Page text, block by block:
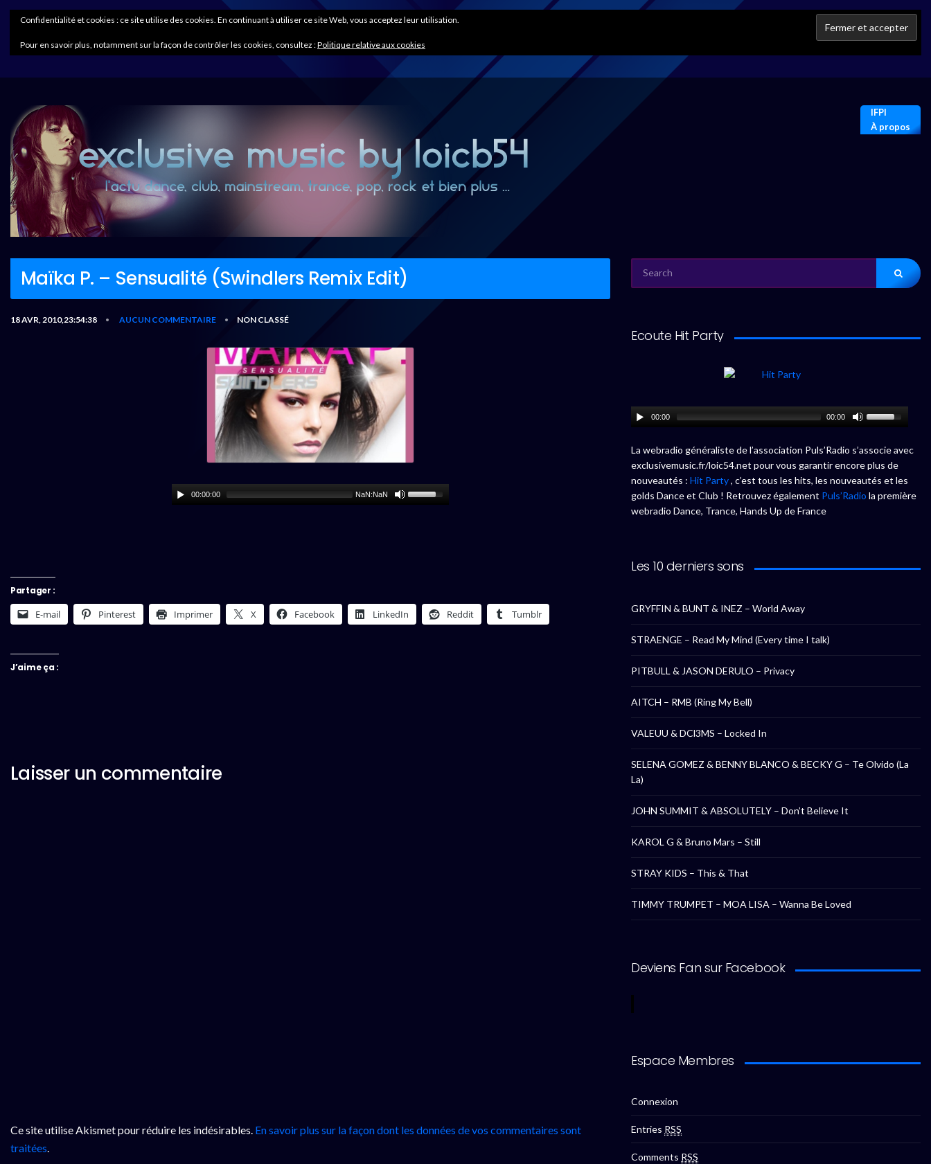
IFPI
À propos
Maïka P. – Sensualité (Swindlers Remix Edit)
18 AVR, 2010,23:54:38 • AUCUN COMMENTAIRE • NON CLASSÉ
00:00:00 NaN:NaN
Partager :
E-mail Pinterest Imprimer X Facebook LinkedIn Reddit Tumblr
J’aime ça :
Laisser un commentaire
Ce site utilise Akismet pour réduire les indésirables. En savoir plus sur la façon dont les données de vos commentaires sont
traitées.
FOR:
Ecoute Hit Party
00:00 00:00
La webradio généraliste de l’association Puls’Radio s’associe avec
exclusivemusic.fr/loic54.net pour vous garantir encore plus de
nouveautés : Hit Party, c’est tous les hits, les nouveautés et les
golds Dance et Club ! Retrouvez également Puls’Radio la première
webradio Dance, Trance, Hands Up de France
Les 10 derniers sons
GRYFFIN & BUNT & INEZ – World Away
STRAENGE – Read My Mind (Every time I talk)
PITBULL & JASON DERULO – Privacy
AITCH – RMB (Ring My Bell)
VALEUU & DCl3MS – Locked In
SELENA GOMEZ & BENNY BLANCO & BECKY G – Te Olvido (La
La)
JOHN SUMMIT & ABSOLUTELY – Don’t Believe It
KAROL G & Bruno Mars – Still
STRAY KIDS – This & That
TIMMY TRUMPET – MOA LISA – Wanna Be Loved
Deviens Fan sur Facebook
Espace Membres
Connexion
Entries RSS
Comments RSS
Confidentialité et cookies : ce site utilise des cookies. En continuant à utiliser ce site Web, vous acceptez leur utilisation.
Pour en savoir plus, notamment sur la façon de contrôler les cookies, consultez :Politique relative aux cookies